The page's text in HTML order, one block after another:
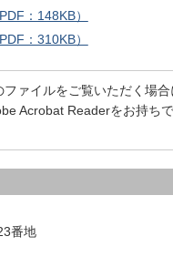
：148KB）
：310KB）
ファイルをご覧いただく場
Acrobat Readerをお持ち
番地